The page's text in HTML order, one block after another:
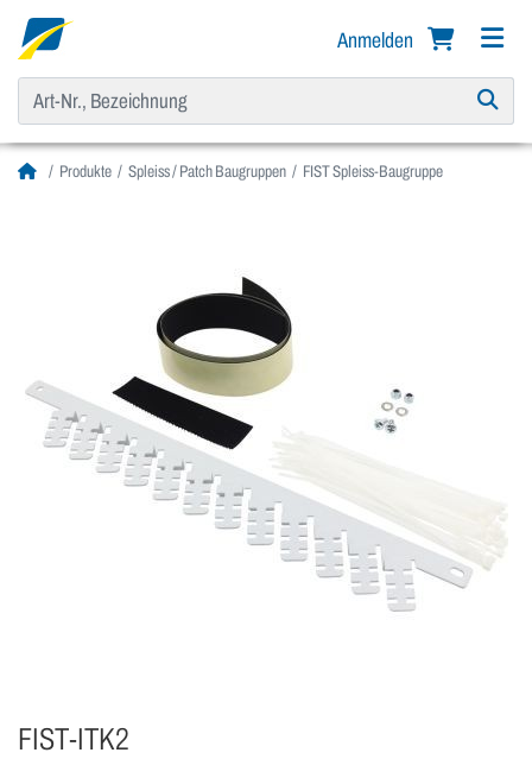
Anmelden
Produkte Spleiss / Patch Baugruppen FIST Spleiss-Baugruppe
FIST-ITK2